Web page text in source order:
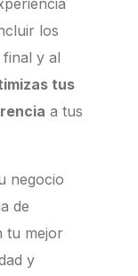
los
y al
tus
a tus
negocio
de
tu mejor
y